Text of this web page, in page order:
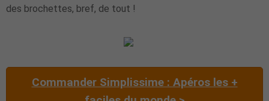
des brochettes, bref, de tout !
Commander Simplissime : Apéros les +